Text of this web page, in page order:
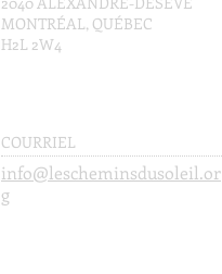
MONTRÉAL, QUÉBEC
H2L 2W4
COURRIEL
info@lescheminsdusoleil.or
g